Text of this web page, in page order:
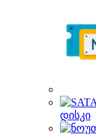
დისკი